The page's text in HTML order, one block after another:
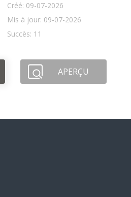
Créé: 09-07-2026
Mis à jour: 09-07-2026
Succès: 11
APERÇU